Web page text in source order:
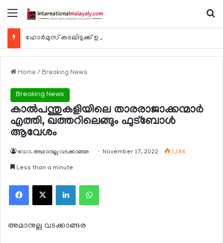
Menu
ഹോര്‍മുസ് കടലിടുക്ക് ഉടന്‍ തുറന്നേക്കും
Home / Breaking News
Breaking News
കാല്‍പന്തുകളിയിലെ താരരാജാക്കന്മാര്‍
എത്തി, ഖത്തറിലെങ്ങും ഫുട്‌ബോള്‍
ആവേശം
ഡോ. അമാനുല്ല വടക്കാങ്ങര November 17, 2022 1,186
Less than a minute
Facebook
X LinkedInWhatsApp
അമാനുല്ല വടക്കാങ്ങര